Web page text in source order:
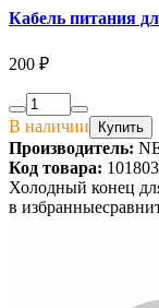
Кабель питания
200 ₽
В наличии Купить
Производитель:
Код товара:
Холодный конец
в избранные